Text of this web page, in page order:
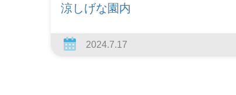
涼しげな園内
2024.7.17